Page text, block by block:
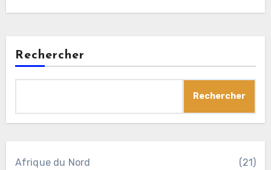
Rechercher
Rechercher
Afrique du Nord (21)